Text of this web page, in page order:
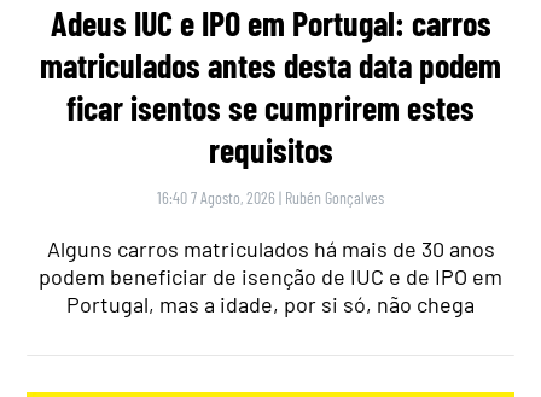
Adeus IUC e IPO em Portugal: carros
matriculados antes desta data podem
ficar isentos se cumprirem estes
requisitos
16:40 7 Agosto, 2026 | Rubén Gonçalves
Alguns carros matriculados há mais de 30 anos
podem beneficiar de isenção de IUC e de IPO em
Portugal, mas a idade, por si só, não chega